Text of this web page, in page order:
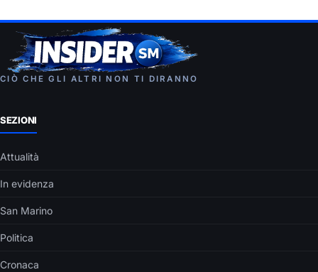
CIÒ CHE GLI ALTRI NON TI DIRANNO
SEZIONI
Attualità
In evidenza
San Marino
Politica
Cronaca